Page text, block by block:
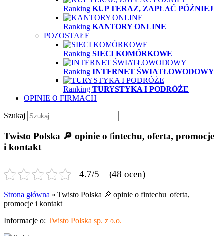
Ranking KUP TERAZ, ZAPŁAĆ PÓŹNIEJ
Ranking KANTORY ONLINE
POZOSTAŁE
Ranking SIECI KOMÓRKOWE
Ranking INTERNET ŚWIATŁOWODOWY
Ranking TURYSTYKA I PODRÓŻE
OPINIE O FIRMACH
Szukaj
Twisto Polska 🔎 opinie o fintechu, oferta, promocje
i kontakt
4.7/5 – (48 ocen)
Strona główna » Twisto Polska 🔎 opinie o fintechu, oferta,
promocje i kontakt
Informacje o: Twisto Polska sp. z o.o.